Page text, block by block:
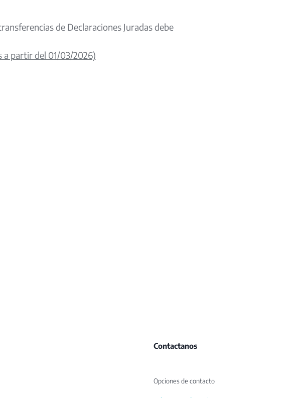
de Declaraciones Juradas debe
a partir del 01/03/2026)
Contactanos
Opciones de contacto